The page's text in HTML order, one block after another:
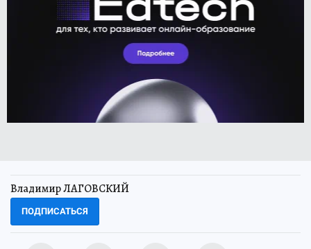
Владимир ЛАГОВСКИЙ
ПОДПИСАТЬСЯ